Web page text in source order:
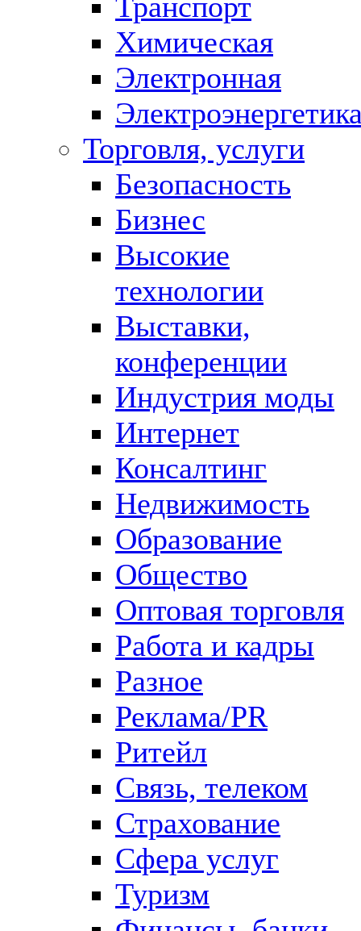
Химическая
Электронная
Торговля, услуги
Безопасность
Бизнес
Высокие
технологии
Выставки,
конференции
Индустрия моды
Интернет
Консалтинг
Недвижимость
Образование
Общество
Оптовая торговля
Работа и кадры
Разное
Реклама/PR
Ритейл
Связь, телеком
Страхование
Сфера услуг
Туризм